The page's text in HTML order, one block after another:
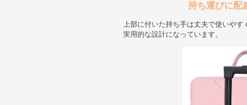
持ち運びに配
上部に付いた持ち手は丈夫で使いや
実用的な設計になっています。